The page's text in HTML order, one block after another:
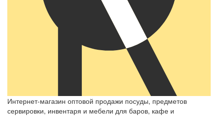
Интернет-магазин оптовой продажи посуды, предметов
сервировки, инвентаря и мебели для баров, кафе и